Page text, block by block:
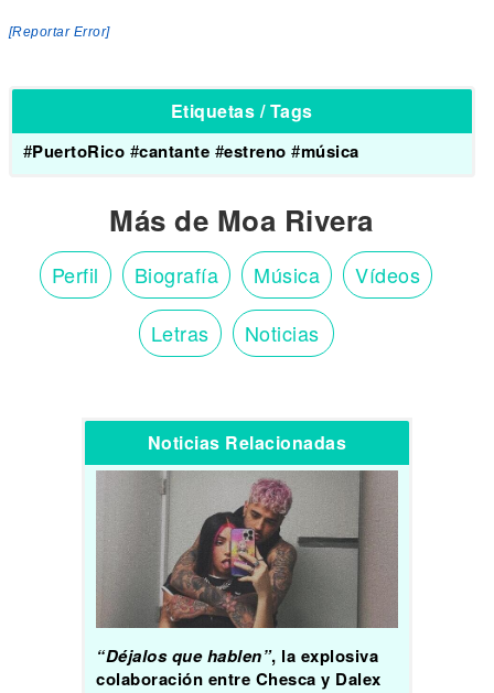
[Reportar Error]
Etiquetas / Tags
#PuertoRico #cantante #estreno #música
Más de Moa Rivera
Perfil Biografía Música Vídeos
Letras Noticias
Noticias Relacionadas
“Déjalos que hablen”, la explosiva
colaboración entre Chesca y Dalex